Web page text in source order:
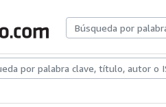
Libros antiguosArte y